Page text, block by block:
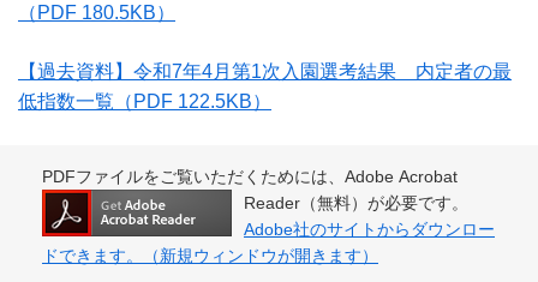
（PDF 180.5KB）
【過去資料】令和7年4月第1次入園選考結果 内定者の最
低指数一覧 （PDF 122.5KB）
PDFファイルをご覧いただくためには、Adobe Acrobat
Reader（無料）が必要です。
Adobe社のサイトからダウンロー
ドできます。（新規ウィンドウが開きます）